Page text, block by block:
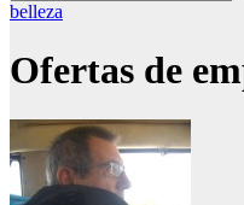
belleza
Ofertas de